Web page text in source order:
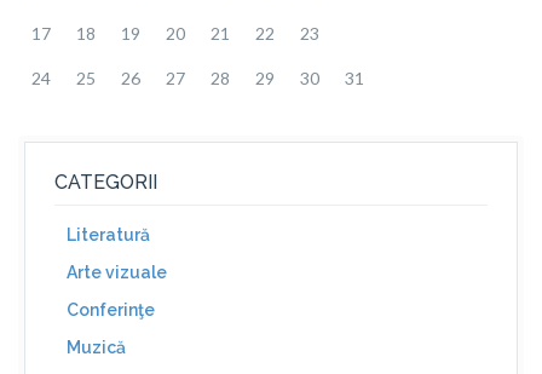
17 18 19 20 21 22 23
24 25 26 27 28 29 30 31
CATEGORII
Literatură
Arte vizuale
Conferinţe
Muzică